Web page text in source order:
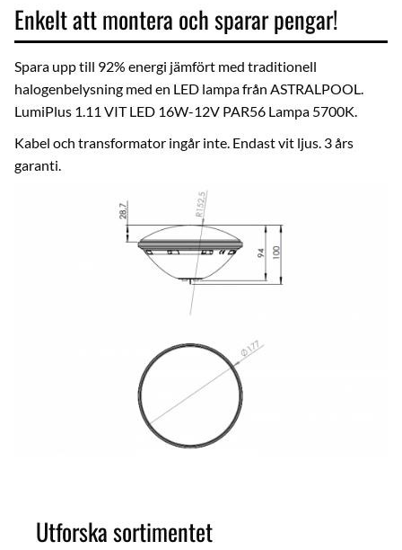
Enkelt att montera och sparar pengar!
Spara upp till 92% energi jämfört med traditionell
halogenbelysning med en LED lampa från ASTRALPOOL.
LumiPlus 1.11 VIT LED 16W-12V PAR56 Lampa 5700K.
Kabel och transformator ingår inte. Endast vit ljus. 3 års
garanti.
Utforska sortimentet